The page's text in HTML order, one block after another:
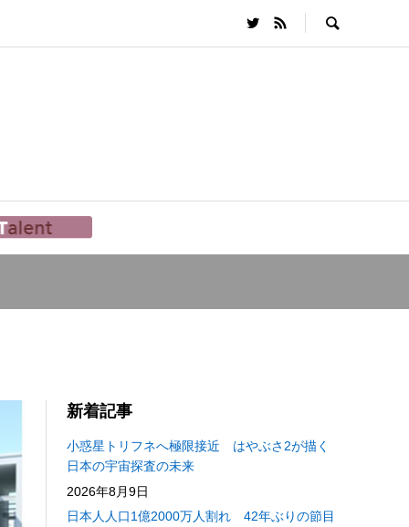
新着記事
小惑星トリフネへ極限接近 はやぶさ2が描く
日本の宇宙探査の未来
2026年8月9日
日本人人口1億2000万人割れ 42年ぶりの節目